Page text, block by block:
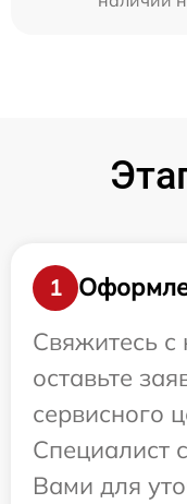
1
Свяжитесь
оставьте
сервисного
Специалист
Вами для